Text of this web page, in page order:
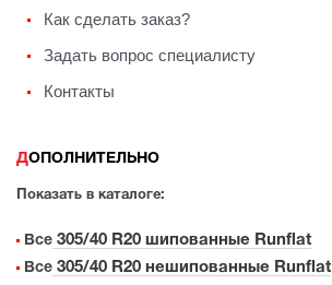
Как сделать заказ?
Задать вопрос специалисту
Контакты
ДОПОЛНИТЕЛЬНО
Показать в каталоге:
Все 305/40 R20 шипованные Runflat
Все 305/40 R20 нешипованные Runflat